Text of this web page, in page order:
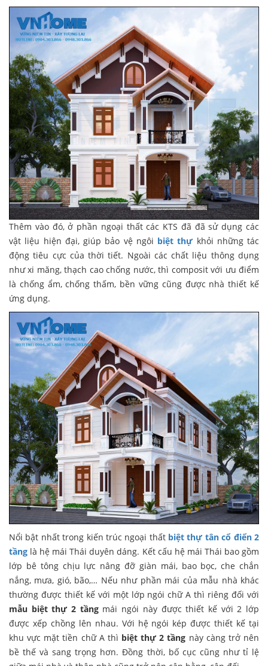
Thêm vào đó, ở phần ngoại thất các KTS đã đã sử dụng các
vật liệu hiện đại, giúp bảo vệ ngôi biệt thựkhỏi những tác
động tiêu cực của thời tiết. Ngoài các chất liệu thông dụng
như xi măng, thạch cao chống nước, thì composit với ưu điểm
là chống ẩm, chống thấm, bền vững cũng được nhà thiết kế
ứng dụng.
Nổi bật nhất trong kiến trúc ngoại thất biệt thự tân cổ điển 2
tầng là hệ mái Thái duyên dáng. Kết cấu hệ mái Thái bao gồm
lớp bê tông chịu lực nâng đỡ giàn mái, bao bọc, che chắn
nắng, mưa, gió, bão,… Nếu như phần mái của mẫu nhà khác
thường được thiết kế với một lớp ngói chữ A thì riêng đối với
mẫu biệt thự 2 tầngmái ngói này được thiết kế với 2 lớp
được xếp chồng lên nhau. Với hệ ngói kép được thiết kế tại
khu vực mặt tiền chữ A thì biệt thự 2 tầng này càng trở nên
bề thế và sang trọng hơn. Đồng thời, bố cục cũng như tỉ lệ